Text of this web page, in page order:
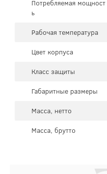
Потребляемая мощност
ь
Рабочая температура
Цвет корпуса
Класс защиты
Габаритные размеры
Масса, нетто
Масса, брутто